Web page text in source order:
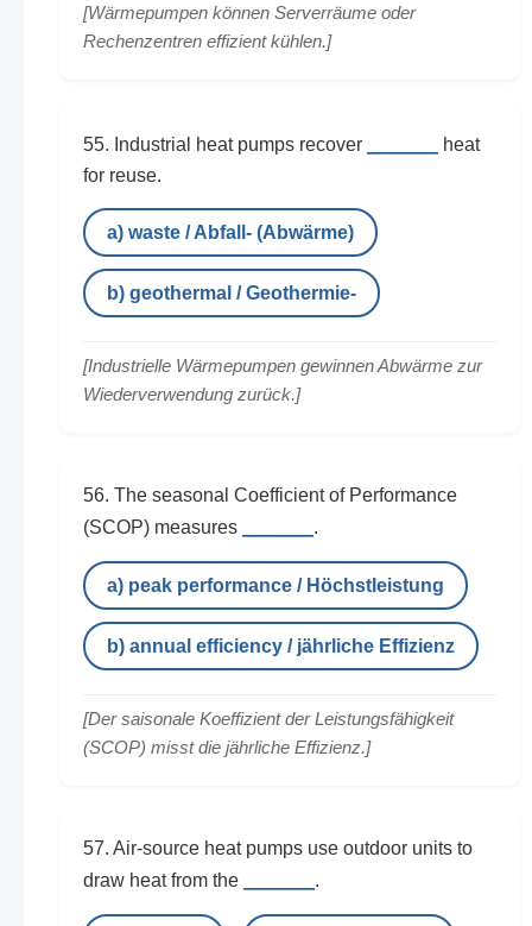
[Wärmepumpen können Serverräume oder
Rechenzentren effizient kühlen.]
55. Industrial heat pumps recover
heat
for reuse.
a) waste / Abfall- (Abwärme)
b) geothermal / Geothermie-
[Industrielle Wärmepumpen gewinnen Abwärme zur
Wiederverwendung zurück.]
56. The seasonal Coefficient of Performance
(SCOP) measures
.
a) peak performance / Höchstleistung
b) annual efficiency / jährliche Effizienz
[Der saisonale Koeffizient der Leistungsfähigkeit
(SCOP) misst die jährliche Effizienz.]
57. Air-source heat pumps use outdoor units to
draw heat from the
.